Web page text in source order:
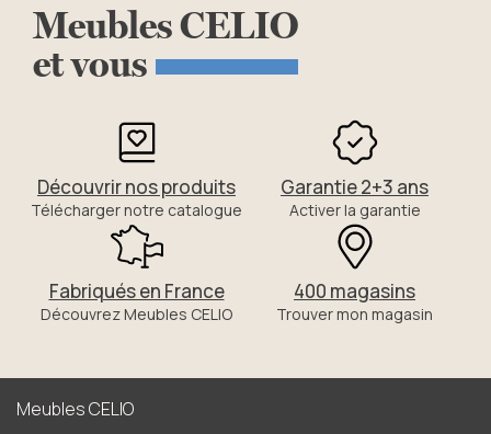
MeublesCELIO
etvous
Découvrir nos produits
Télécharger notre catalogue
Garantie 2+3 ans
Activer la garantie
Fabriqués en France
Découvrez Meubles CELIO
400 magasins
Trouver mon magasin
Meubles CELIO